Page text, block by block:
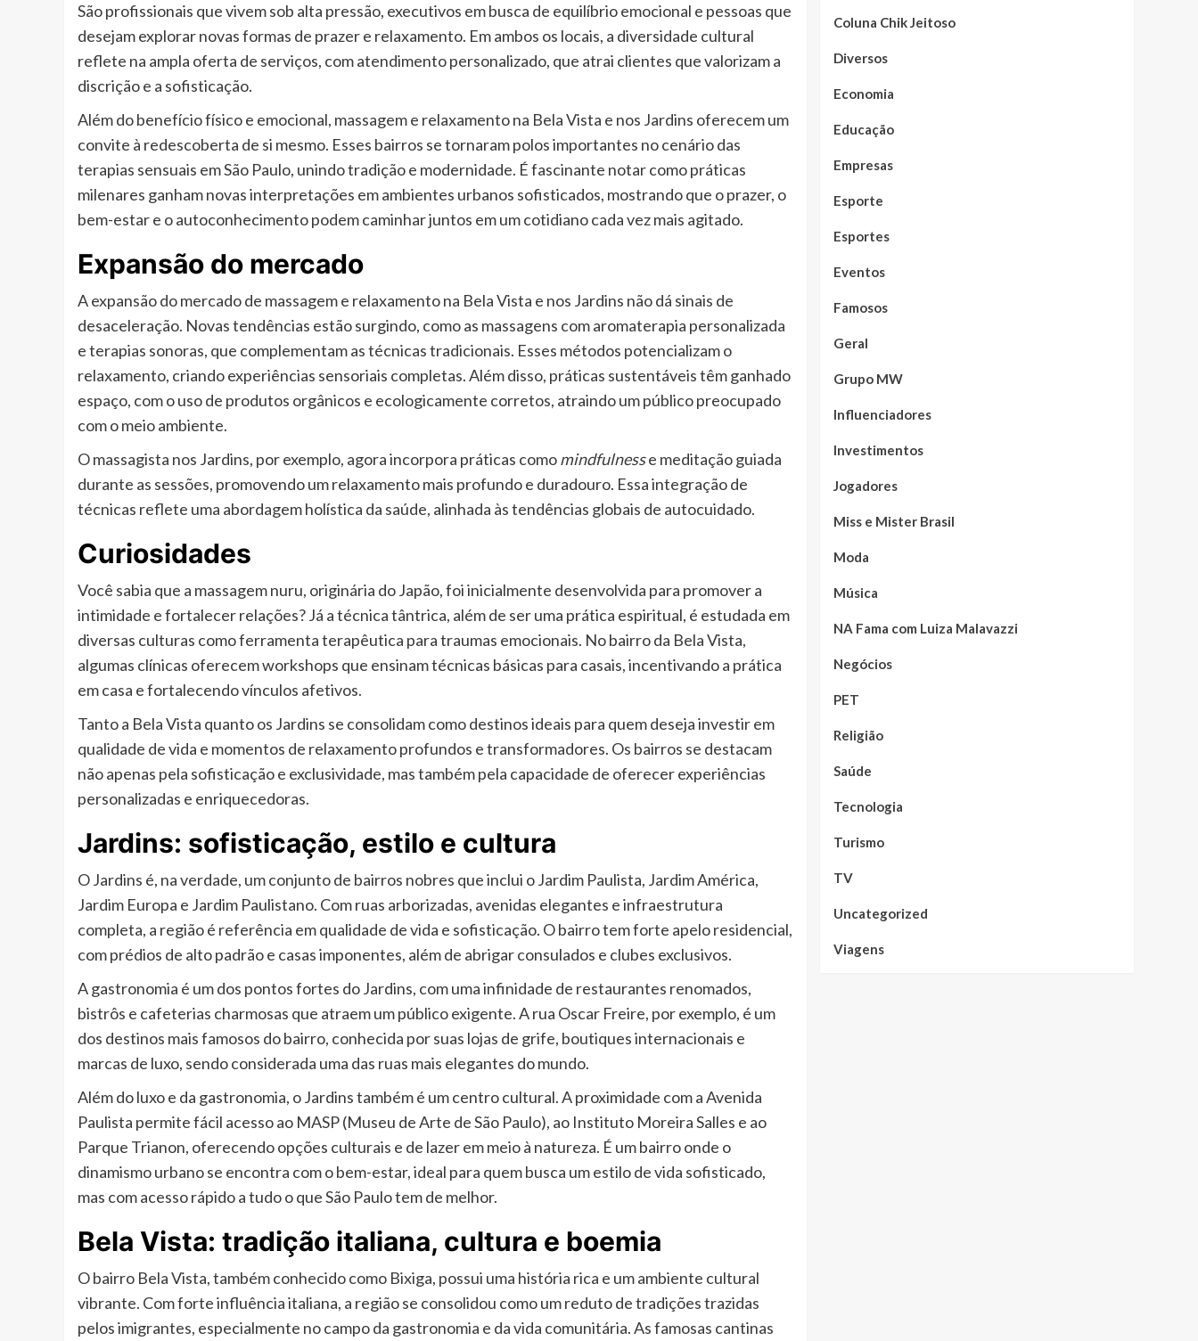
São profissionais que vivem sob alta pressão, executivos em busca de equilíbrio emocional e pessoas que
desejam explorar novas formas de prazer e relaxamento. Em ambos os locais, a diversidade cultural
reflete na ampla oferta de serviços, com atendimento personalizado, que atrai clientes que valorizam a
discrição e a sofisticação.
Além do benefício físico e emocional, massagem e relaxamento na Bela Vista e nos Jardins oferecem um
convite à redescoberta de si mesmo. Esses bairros se tornaram polos importantes no cenário das
terapias sensuais em São Paulo, unindo tradição e modernidade. É fascinante notar como práticas
milenares ganham novas interpretações em ambientes urbanos sofisticados, mostrando que o prazer, o
bem-estar e o autoconhecimento podem caminhar juntos em um cotidiano cada vez mais agitado.
Expansão do mercado
A expansão do mercado de massagem e relaxamento na Bela Vista e nos Jardins não dá sinais de
desaceleração. Novas tendências estão surgindo, como as massagens com aromaterapia personalizada
e terapias sonoras, que complementam as técnicas tradicionais. Esses métodos potencializam o
relaxamento, criando experiências sensoriais completas. Além disso, práticas sustentáveis têm ganhado
espaço, com o uso de produtos orgânicos e ecologicamente corretos, atraindo um público preocupado
com o meio ambiente.
O massagista nos Jardins, por exemplo, agora incorpora práticas comomindfulnesse meditação guiada
durante as sessões, promovendo um relaxamento mais profundo e duradouro. Essa integração de
técnicas reflete uma abordagem holística da saúde, alinhada às tendências globais de autocuidado.
Curiosidades
Você sabia que a massagem nuru, originária do Japão, foi inicialmente desenvolvida para promover a
intimidade e fortalecer relações? Já a técnica tântrica, além de ser uma prática espiritual, é estudada em
diversas culturas como ferramenta terapêutica para traumas emocionais. No bairro da Bela Vista,
algumas clínicas oferecem workshops que ensinam técnicas básicas para casais, incentivando a prática
em casa e fortalecendo vínculos afetivos.
Tanto a Bela Vista quanto os Jardins se consolidam como destinos ideais para quem deseja investir em
qualidade de vida e momentos de relaxamento profundos e transformadores. Os bairros se destacam
não apenas pela sofisticação e exclusividade, mas também pela capacidade de oferecer experiências
personalizadas e enriquecedoras.
Jardins: sofisticação, estilo e cultura
O Jardins é, na verdade, um conjunto de bairros nobres que inclui o Jardim Paulista, Jardim América,
Jardim Europa e Jardim Paulistano. Com ruas arborizadas, avenidas elegantes e infraestrutura
completa, a região é referência em qualidade de vida e sofisticação. O bairro tem forte apelo residencial,
com prédios de alto padrão e casas imponentes, além de abrigar consulados e clubes exclusivos.
A gastronomia é um dos pontos fortes do Jardins, com uma infinidade de restaurantes renomados,
bistrôs e cafeterias charmosas que atraem um público exigente. A rua Oscar Freire, por exemplo, é um
dos destinos mais famosos do bairro, conhecida por suas lojas de grife, boutiques internacionais e
marcas de luxo, sendo considerada uma das ruas mais elegantes do mundo.
Além do luxo e da gastronomia, o Jardins também é um centro cultural. A proximidade com a Avenida
Paulista permite fácil acesso ao MASP (Museu de Arte de São Paulo), ao Instituto Moreira Salles e ao
Parque Trianon, oferecendo opções culturais e de lazer em meio à natureza. É um bairro onde o
dinamismo urbano se encontra com o bem-estar, ideal para quem busca um estilo de vida sofisticado,
mas com acesso rápido a tudo o que São Paulo tem de melhor.
Bela Vista: tradição italiana, cultura e boemia
O bairro Bela Vista, também conhecido como Bixiga, possui uma história rica e um ambiente cultural
vibrante. Com forte influência italiana, a região se consolidou como um reduto de tradições trazidas
pelos imigrantes, especialmente no campo da gastronomia e da vida comunitária. As famosas cantinas
Coluna Chik Jeitoso
Diversos
Economia
Educação
Empresas
Esporte
Esportes
Eventos
Famosos
Geral
Grupo MW
Influenciadores
Investimentos
Jogadores
Miss e Mister Brasil
Moda
Música
NA Fama com Luiza Malavazzi
Negócios
PET
Religião
Saúde
Tecnologia
Turismo
TV
Uncategorized
Viagens